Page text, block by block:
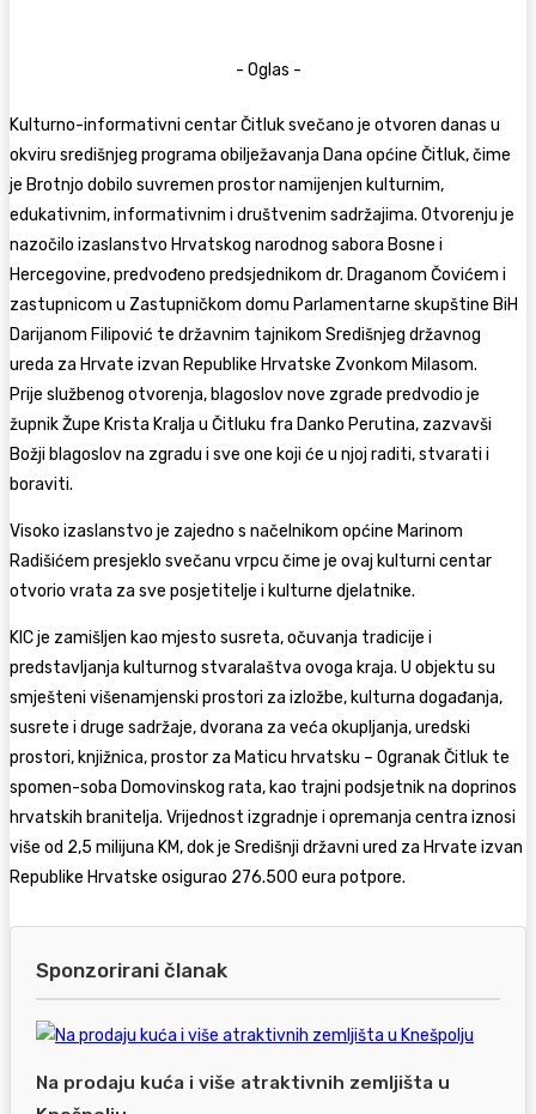
- Oglas -
Kulturno-informativni centar Čitluk svečano je otvoren danas u
okviru središnjeg programa obilježavanja Dana općine Čitluk, čime
je Brotnjo dobilo suvremen prostor namijenjen kulturnim,
edukativnim, informativnim i društvenim sadržajima. Otvorenju je
nazočilo izaslanstvo Hrvatskog narodnog sabora Bosne i
Hercegovine, predvođeno predsjednikom dr. Draganom Čovićem i
zastupnicom u Zastupničkom domu Parlamentarne skupštine BiH
Darijanom Filipović te državnim tajnikom Središnjeg državnog
ureda za Hrvate izvan Republike Hrvatske Zvonkom Milasom.
Prije službenog otvorenja, blagoslov nove zgrade predvodio je
župnik Župe Krista Kralja u Čitluku fra Danko Perutina, zazvavši
Božji blagoslov na zgradu i sve one koji će u njoj raditi, stvarati i
boraviti.
Visoko izaslanstvo je zajedno s načelnikom općine Marinom
Radišićem presjeklo svečanu vrpcu čime je ovaj kulturni centar
otvorio vrata za sve posjetitelje i kulturne djelatnike.
KIC je zamišljen kao mjesto susreta, očuvanja tradicije i
predstavljanja kulturnog stvaralaštva ovoga kraja. U objektu su
smješteni višenamjenski prostori za izložbe, kulturna događanja,
susrete i druge sadržaje, dvorana za veća okupljanja, uredski
prostori, knjižnica, prostor za Maticu hrvatsku – Ogranak Čitluk te
spomen-soba Domovinskog rata, kao trajni podsjetnik na doprinos
hrvatskih branitelja. Vrijednost izgradnje i opremanja centra iznosi
više od 2,5 milijuna KM, dok je Središnji državni ured za Hrvate izvan
Republike Hrvatske osigurao 276.500 eura potpore.
Sponzorirani članak
Na prodaju kuća i više atraktivnih zemljišta u